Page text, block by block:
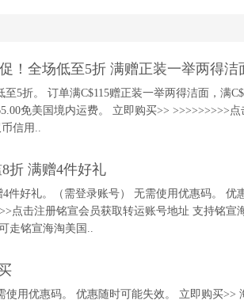
！全场低至5折 满赠正装一举两得洁
5折。 订单满C$115赠正装一举两得洁面，满
免美国境内运费。 立即购买>> >>>>>>>>>
信用..
折 满赠4件好礼
4件好礼。（需登录账号） 无需使用优惠码。 优
点击注册铭宣会员获取转运账号地址 支持铭宣
走铭宣海淘美国..
使用优惠码。 优惠随时可能失效。 立即购买>>